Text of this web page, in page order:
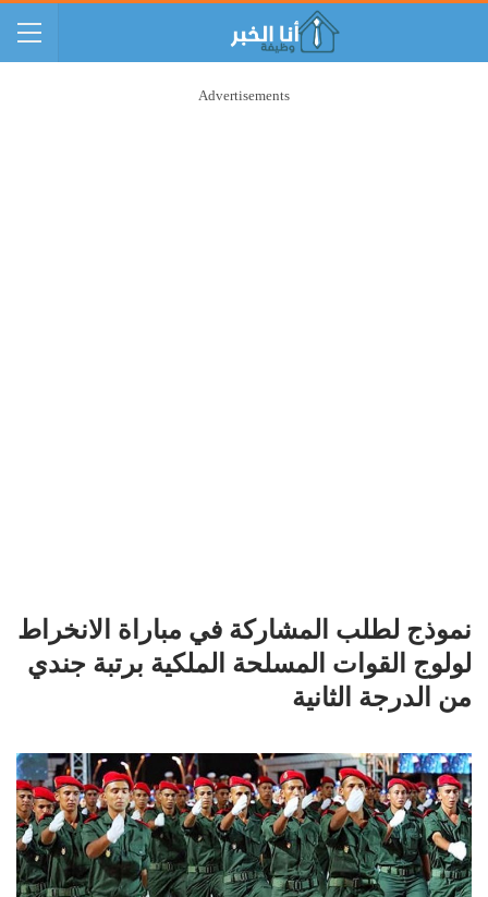
Advertisements
نموذج لطلب المشاركة في مباراة الانخراط
لولوج القوات المسلحة الملكية برتبة جندي
من الدرجة الثانية